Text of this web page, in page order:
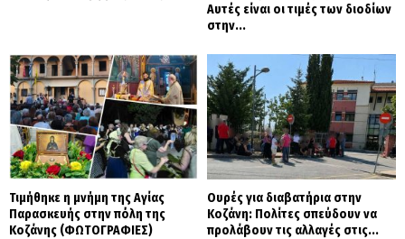
Αυτές είναι οι τιμές των διοδίων
στην...
Τιμήθηκε η μνήμη της Αγίας
Παρασκευής στην πόλη της
Κοζάνης (ΦΩΤΟΓΡΑΦΙΕΣ)
Ουρές για διαβατήρια στην
Κοζάνη: Πολίτες σπεύδουν να
προλάβουν τις αλλαγές στις...